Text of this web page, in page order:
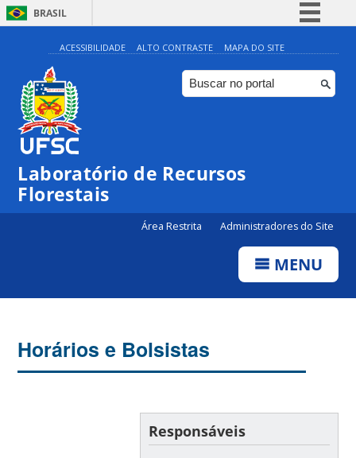
BRASIL
Simplifique!
Comunica BR
Participe
Canais
ACESSIBILIDADE ALTO CONTRASTE MAPA DO SITE
Laboratório de Recursos
Florestais
Área Restrita Administradores do Site
MENU
Horários e Bolsistas
Responsáveis